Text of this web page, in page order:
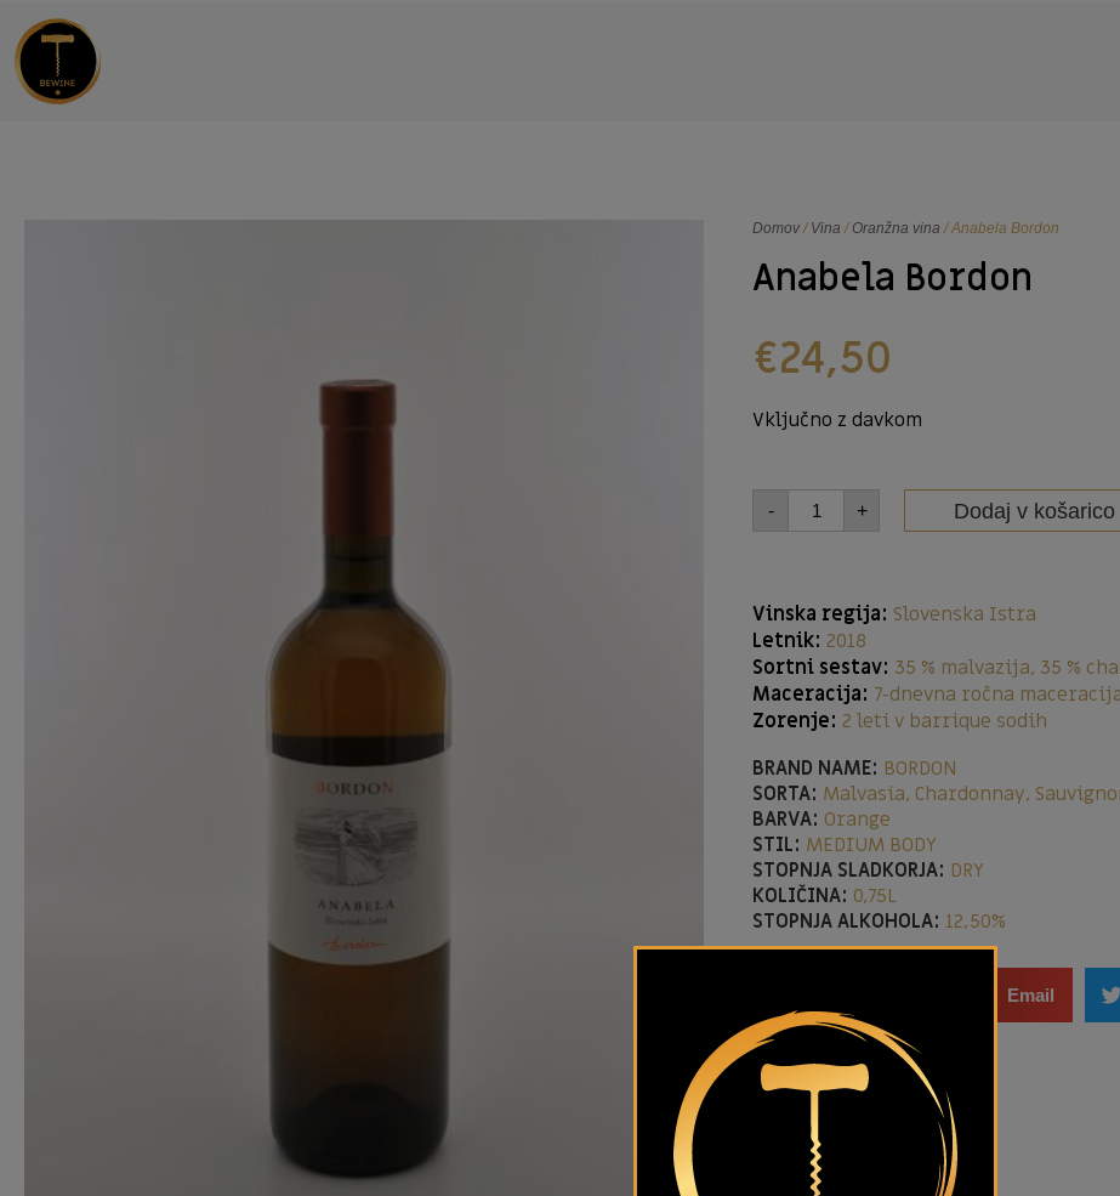
Domov/ Vina / Oranžna vina / Anabela Bordon
Anabela Bordon
€24,50
Vključno z davkom
- + Dodaj v košarico
Vinska regija: Slovenska Istra
Letnik: 2018
Sortni sestav: 35 % malvazija, 35 %
Maceracija: 7-dnevna ročna
Zorenje: 2 leti v barrique sodih
BRAND NAME: BORDON
SORTA: Malvasia, Chardonnay,
BARVA: Orange
STIL: MEDIUM BODY
STOPNJA SLADKORJA: DRY
KOLIČINA: 0,75L
STOPNJA ALKOHOLA: 12,50%
Email